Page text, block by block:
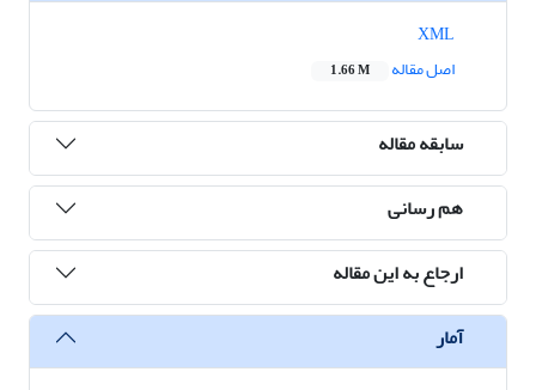
اصل مقاله
1.66 M
سابقه مقاله
هم رسانی
ارجاع به این مقاله
آمار